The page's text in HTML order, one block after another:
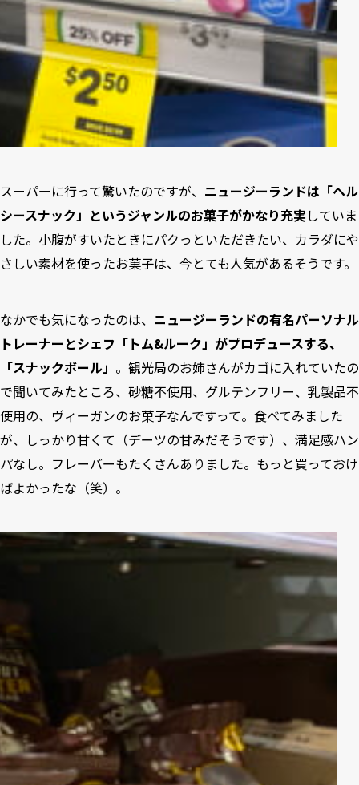
スーパーに行って驚いたのですが、 ニュージーランドは「ヘル
シースナック」というジャンルのお菓子がかなり充実していま
した。小腹がすいたときにパクっといただきたい、カラダにや
さしい素材を使ったお菓子は、今とても人気があるそうです。
なかでも気になったのは、 ニュージーランドの有名パーソナル
トレーナーとシェフ「トム&ルーク」がプロデュースする、
「スナックボール」 。観光局のお姉さんがカゴに入れていたの
で聞いてみたところ、砂糖不使用、グルテンフリー、乳製品不
使用の、ヴィーガンのお菓子なんですって。食べてみました
が、しっかり甘くて（デーツの甘みだそうです）、満足感ハン
パなし。フレーバーもたくさんありました。もっと買っておけ
ばよかったな（笑）。